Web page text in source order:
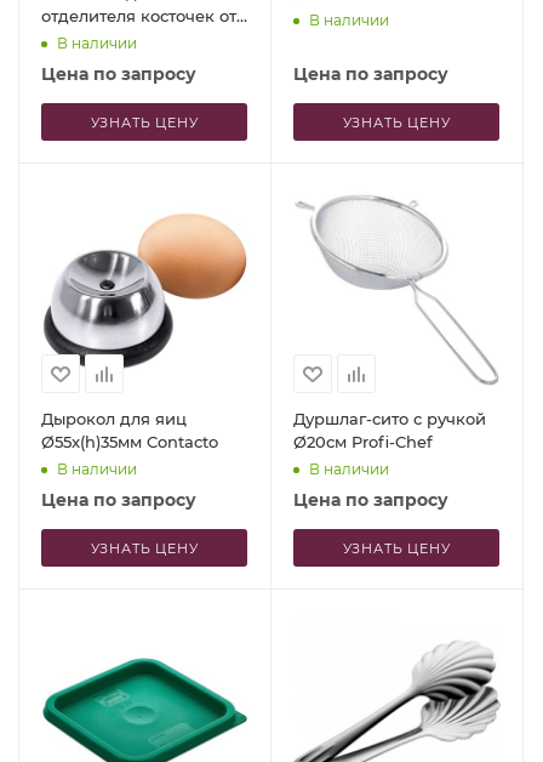
отделителя косточек от
вишен Cherrymat 3.0
В наличии
Цена по запросу
УЗНАТЬ ЦЕНУ
В наличии
Цена по запросу
УЗНАТЬ ЦЕНУ
Дырокол для яиц
Ø55x(h)35мм Contacto
В наличии
Цена по запросу
УЗНАТЬ ЦЕНУ
Дуршлаг-сито с ручкой
Ø20см Profi-Chef
В наличии
Цена по запросу
УЗНАТЬ ЦЕНУ